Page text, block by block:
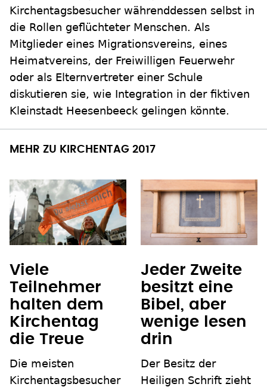
Kirchentagsbesucher währenddessen selbst in
die Rollen geflüchteter Menschen. Als
Mitglieder eines Migrationsvereins, eines
Heimatvereins, der Freiwilligen Feuerwehr
oder als Elternvertreter einer Schule
diskutieren sie, wie Integration in der fiktiven
Kleinstadt Heesenbeeck gelingen könnte.
MEHR ZU KIRCHENTAG 2017
Viele
Teilnehmer
halten dem
Kirchentag
die Treue
Die meisten
Kirchentagsbesucher
Jeder Zweite
besitzt eine
Bibel, aber
wenige lesen
drin
Der Besitz der
Heiligen Schrift zieht